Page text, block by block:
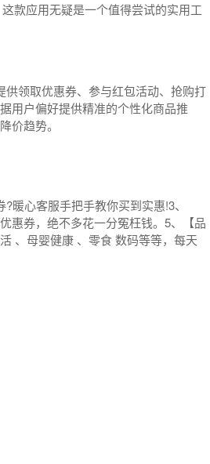
款应用无疑是一个值得尝试的实用工
领取优惠券、参与红包活动、抢购打
用户偏好提供精准的个性化商品推
价趋势。
暖心客服手把手教你买到实惠!3、
惠券，绝不多花一分冤枉钱。5、【品
、母婴健康 、零食 数码等等，每天